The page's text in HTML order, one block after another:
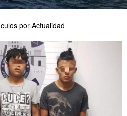
por Actualidad